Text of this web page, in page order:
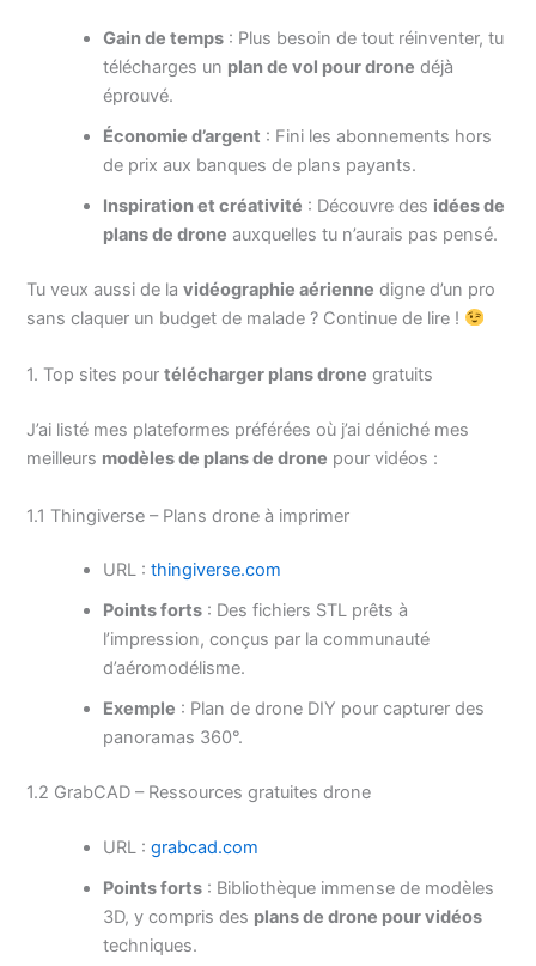
Gain de temps : Plus besoin de tout réinventer, tu
télécharges un plan de vol pour drone déjà
éprouvé.
Économie d’argent : Fini les abonnements hors
de prix aux banques de plans payants.
Inspiration et créativité : Découvre des idées de
plans de drone auxquelles tu n’aurais pas pensé.
Tu veux aussi de lavidéographie aérienne digne d’un pro
sans claquer un budget de malade ? Continue de lire !
1. Top sites pourtélécharger plans drone gratuits
J’ai listé mes plateformes préférées où j’ai déniché mes
meilleurs modèles de plans de drone pour vidéos :
1.1 Thingiverse – Plans drone à imprimer
URL :thingiverse.com
Points forts : Des fichiers STL prêts à
l’impression, conçus par la communauté
d’aéromodélisme.
Exemple : Plan de drone DIY pour capturer des
panoramas 360°.
1.2 GrabCAD – Ressources gratuites drone
URL :grabcad.com
Points forts : Bibliothèque immense de modèles
3D, y compris des plans de drone pour vidéos
techniques.